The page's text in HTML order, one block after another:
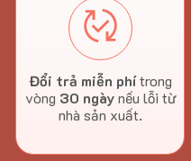
Đổi trả miễn phítrong
vòng 30 ngàynếu lỗi từ
nhà sản xuất.